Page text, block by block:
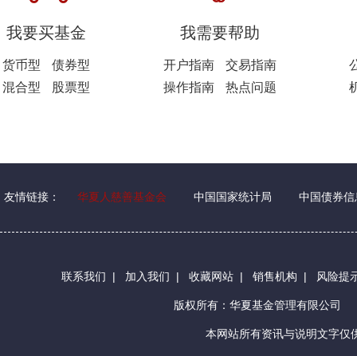
我要买基金
货币型
债券型
混合型
股票型
我需要帮助
开户指南
交易指南
操作指南
热点问题
友情链接： 华夏人慈善基金会 中国国家统计局 中国债券信
联系我们 | 加入我们 | 收藏网站 | 销售机构 | 风险提
版权所有：华夏基金管理有限公司
本网站所有资讯与说明文字仅